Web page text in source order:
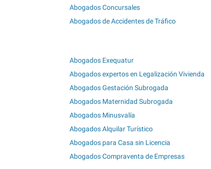
Abogados Concursales
Abogados de Accidentes de Tráfico
Abogados Exequatur
Abogados expertos en Legalización Vivienda
Abogados Gestación Subrogada
Abogados Maternidad Subrogada
Abogados Minusvalía
Abogados Alquilar Turístico
Abogados para Casa sin Licencia
Abogados Compraventa de Empresas